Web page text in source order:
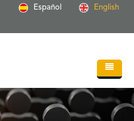
Español English